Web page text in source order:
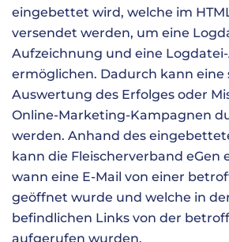
eingebettet wird, welche im
versendet werden, um eine
Aufzeichnung und eine Logdatei-
ermöglichen. Dadurch kann eine
Auswertung des Erfolges oder
Online-Marketing-Kampagnen
werden. Anhand des
kann die Fleischerverband eGen
wann eine E-Mail von einer
geöffnet wurde und welche in
befindlichen Links von der
aufgerufen wurden.